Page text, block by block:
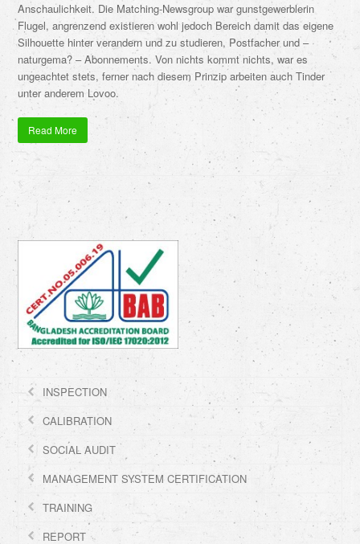
Anschaulichkeit. Die Matching-Newsgroup war gunstgewerblerin
Flugel, angrenzend existieren wohl jedoch Bereich damit das eigene
Silhouette hinter verandern und zu studieren, Postfacher und –
naturgema? – Abonnements. Von nichts kommt nichts, war es
ungeachtet stets, ferner nach diesem Prinzip arbeiten auch Tinder
unter anderem Lovoo.
Read More
INSPECTION
CALIBRATION
SOCIAL AUDIT
MANAGEMENT SYSTEM CERTIFICATION
TRAINING
REPORT